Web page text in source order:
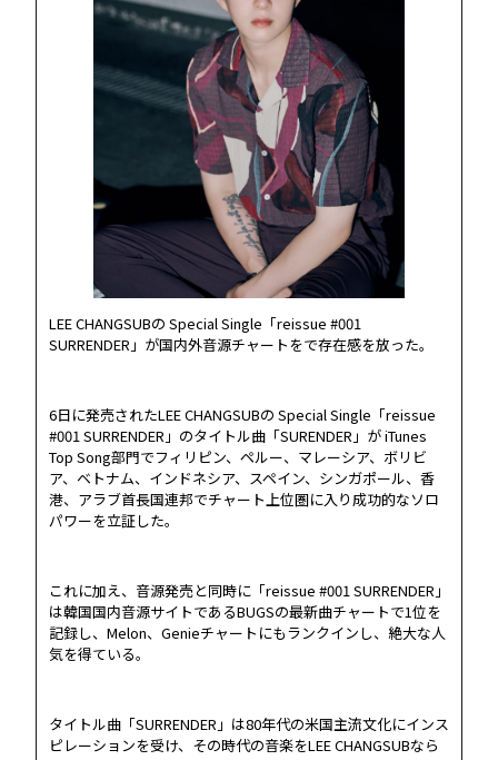
LEE CHANGSUBの Special Single「reissue #001
SURRENDER」が国内外音源チャートをで存在感を放った。
6日に発売されたLEE CHANGSUBの Special Single「reissue
#001 SURRENDER」のタイトル曲「SURENDER」が iTunes
Top Song部門でフィリピン、ペルー、マレーシア、ボリビ
ア、ベトナム、インドネシア、スペイン、シンガポール、香
港、アラブ首長国連邦でチャート上位圏に入り成功的なソロ
パワーを立証した。
これに加え、音源発売と同時に「reissue #001 SURRENDER」
は韓国国内音源サイトであるBUGSの最新曲チャートで1位を
記録し、Melon、Genieチャートにもランクインし、絶大な人
気を得ている。
タイトル曲「SURRENDER」は80年代の米国主流文化にインス
ピレーションを受け、その時代の音楽をLEE CHANGSUBなら
HOME
NEWS
PROFILE
SCHEDULE
DISCOGRAPHY
MELODY JAPAN